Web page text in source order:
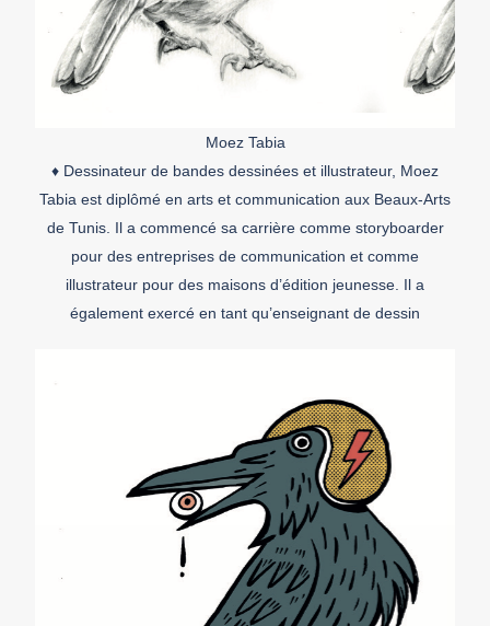
Moez Tabia
♦ Dessinateur de bandes dessinées et illustrateur, Moez
Tabia est diplômé en arts et communication aux Beaux-Arts
de Tunis. Il a commencé sa carrière comme storyboarder
pour des entreprises de communication et comme
illustrateur pour des maisons d’édition jeunesse. Il a
également exercé en tant qu’enseignant de dessin